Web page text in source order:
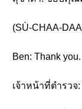
(SÙ-CHAA-
Ben: Thank you.
เจ้าหน้าที่ตำรวจ